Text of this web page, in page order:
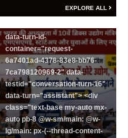
EXPLORE ALL
data-turn-id-
container="request-
6a7401ad-4378-83e8-bb76-
7ca798120969-2" data-
testid="conversation-turn-16"
data-turn="assistant"> <div
class="text-base my-auto mx-
auto pb-8 @w-sm/main: @w-
lg/main: px-(--thread-content-